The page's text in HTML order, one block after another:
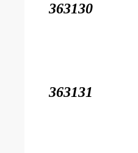
363130
363131